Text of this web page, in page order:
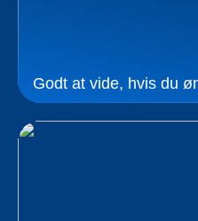
Godt at vide, hvis du